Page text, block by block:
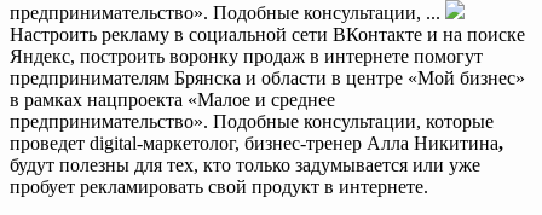
предпринимательство». Подобные консультации, ...
Настроить рекламу в социальной сети ВКонтакте и на поиске
Яндекс, построить воронку продаж в интернете помогут
предпринимателям Брянска и области в центре «Мой бизнес»
в рамках нацпроекта «Малое и среднее
предпринимательство». Подобные консультации, которые
проведет digital-маркетолог, бизнес-тренер Алла Никитина,
будут полезны для тех, кто только задумывается или уже
пробует рекламировать свой продукт в интернете.